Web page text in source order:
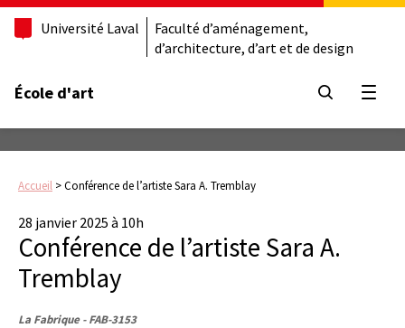
Université Laval
Faculté d’aménagement,
d’architecture, d’art et de design
École d'art
Accueil >Conférence de l’artiste Sara A. Tremblay
28 janvier 2025 à 10h
Conférence de l’artiste Sara A.
Tremblay
La Fabrique - FAB-3153